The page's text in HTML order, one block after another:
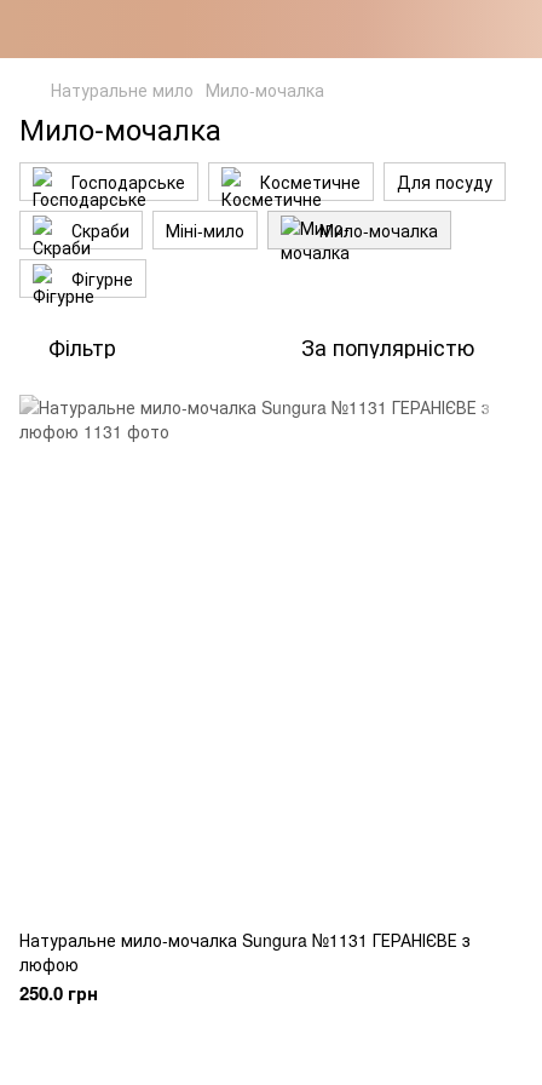
Натуральне мило Мило-мочалка
Мило-мочалка
Господарське Косметичне
Для посуду
Скраби
Міні-мило
Мило-мочалка
Фігурне
Фільтр За популярністю
Натуральне мило-мочалка Sungura №1131 ГЕРАНІЄВЕ з
люфою
250.0 грн